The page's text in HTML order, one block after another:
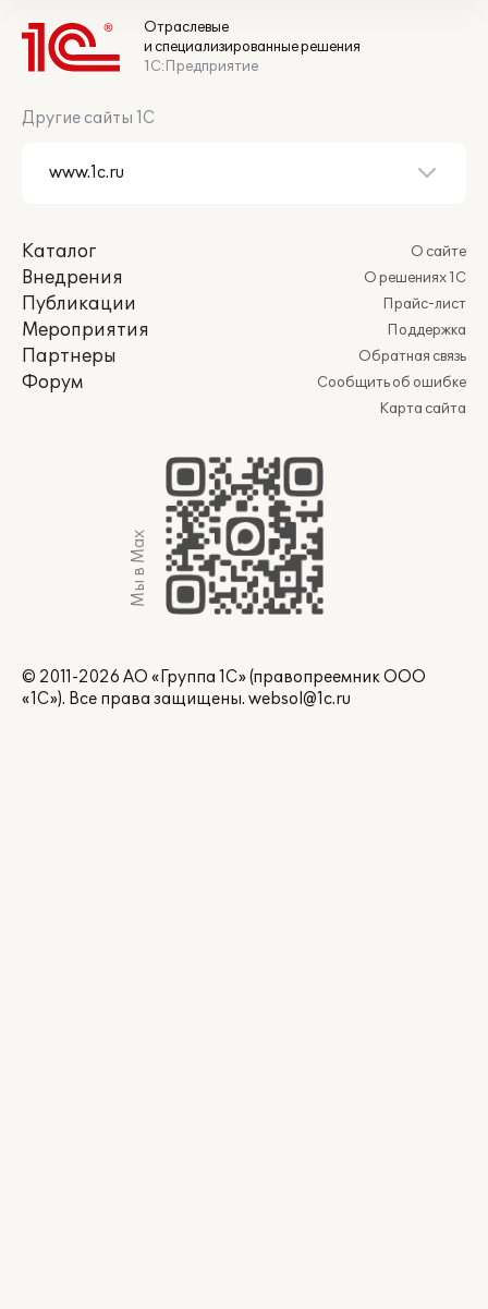
Отраслевые
и специализированные решения
1С:Предприятие
Другие сайты 1С
Каталог
Внедрения
Публикации
Мероприятия
Партнеры
Форум
О сайте
О решениях 1С
Прайс-лист
Поддержка
Обратная связь
Сообщить об ошибке
Карта сайта
Мы в Max
© 2011-2026 АО «Группа 1С» (правопреемник ООО
«1С»). Все права защищены. websol@1c.ru